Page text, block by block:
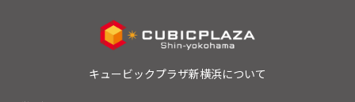
キュービックプラザ新横浜について